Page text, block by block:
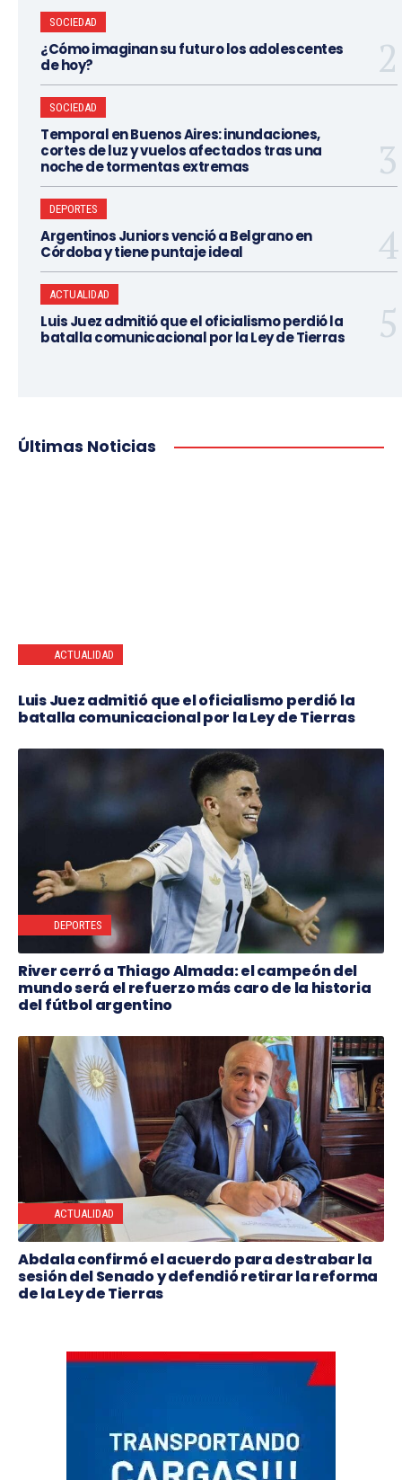
SOCIEDAD
¿Cómo imaginan su futuro los adolescentes
de hoy?
SOCIEDAD
Temporal en Buenos Aires: inundaciones,
cortes de luz y vuelos afectados tras una
noche de tormentas extremas
DEPORTES
Argentinos Juniors venció a Belgrano en
Córdoba y tiene puntaje ideal
ACTUALIDAD
Luis Juez admitió que el oficialismo perdió la
batalla comunicacional por la Ley de Tierras
Últimas Noticias
ACTUALIDAD
Luis Juez admitió que el oficialismo perdió la
batalla comunicacional por la Ley de Tierras
DEPORTES
River cerró a Thiago Almada: el campeón del
mundo será el refuerzo más caro de la historia
del fútbol argentino
ACTUALIDAD
Abdala confirmó el acuerdo para destrabar la
sesión del Senado y defendió retirar la reforma
de la Ley de Tierras